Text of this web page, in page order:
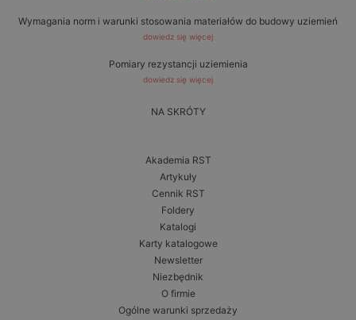
Wymagania norm i warunki stosowania materiałów do budowy uziemień
dowiedz się więcej
Pomiary rezystancji uziemienia
dowiedz się więcej
NA SKRÓTY
Akademia RST
Artykuły
Cennik RST
Foldery
Katalogi
Karty katalogowe
Newsletter
Niezbędnik
O firmie
Ogólne warunki sprzedaży